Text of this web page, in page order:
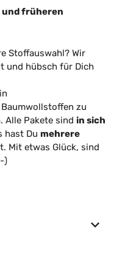
und früheren
Stoffauswahl? Wir
und hübsch für Dich
zu
Alle Pakete sind in sich
hast Du mehrere
Mit etwas Glück, sind
)